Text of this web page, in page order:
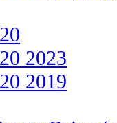
2023
2019